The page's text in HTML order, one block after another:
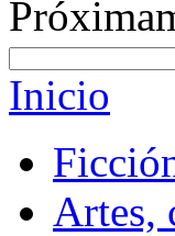
Inicio
Artes,